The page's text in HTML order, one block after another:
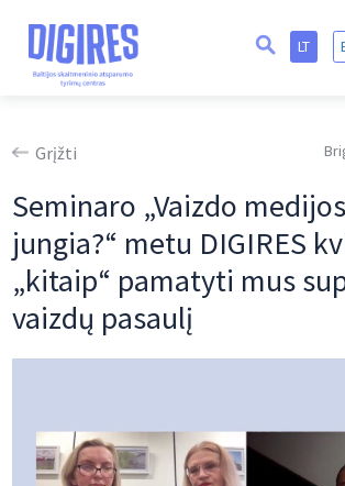
LT
Grįžti
Seminaro „Vaizdo
jungia?“ metu DIGIRES
„kitaip“ pamatyti mus
vaizdų pasaulį